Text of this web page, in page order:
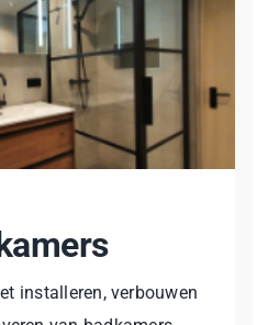
installeren, verbouwen